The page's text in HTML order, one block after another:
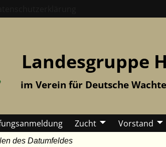
Landesgruppe
im Verein für Deutsche
Zucht Vorstand
des Datumfeldes